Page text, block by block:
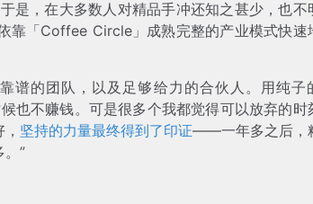
是，在大多数人对精品手冲还知之甚少，也不
靠「Coffee Circle」成熟完整的产业模式快速
谱的团队，以及足够给力的合伙人。用纯子
也不赚钱。可是很多个我都觉得可以放弃的时
坚持的力量最终得到了印证——一年多之后，
”